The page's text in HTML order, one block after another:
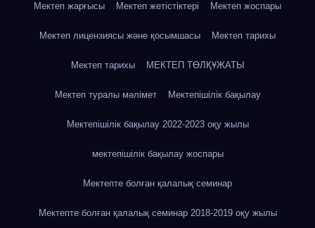
Мектеп жарғысы Мектеп жетістіктері Мектеп жоспары
Мектеп лицензиясы және қосымшасы Мектеп тарихы
Мектеп тарихы МЕКТЕП ТӨЛҚҰЖАТЫ
Мектеп туралы мәлімет Мектепішілік бақылау
Мектепішілік бақылау 2022-2023 оқу жылы
мектепішілік бақылау жоспары
Мектепте болған қалалық семинар
Мектепте болған қалалық семинар 2018-2019 оқу жылы